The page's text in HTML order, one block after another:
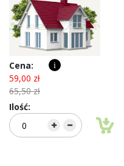
59,00 zł
65,50 zł
i